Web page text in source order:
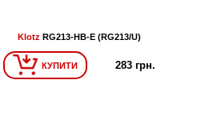
Klotz RG213-HB-E (RG213/U)
КУПИТИ 283 грн.